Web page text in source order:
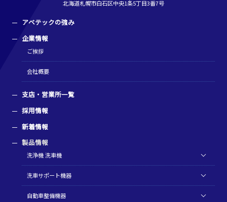
北海道札幌市白石区中央1条5丁目3番7号
アベテックの強み
企業情報
ご挨拶
会社概要
支店・営業所一覧
採用情報
新着情報
製品情報
洗浄機 洗車機
洗車サポート機器
自動車整備機器